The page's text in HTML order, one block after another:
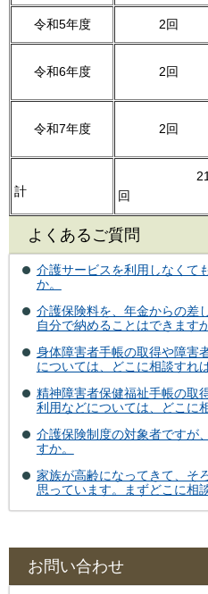
令和5年度 2回
令和6年度 2回
令和7年度 2回
計
21
回
よくあるご質問
介護サービスを利用しなくて
か。
介護保険料を、年金からの差
自分で納めることはできますか
身体障害者手帳の取得や障害
については、どこに相談すれ
精神障害者保健福祉手帳の取
利用などについては、どこに
介護保険制度の対象者ですが
すか。
家族が高齢になってきて、そ
思っています。まずどこに相
お問い合わせ